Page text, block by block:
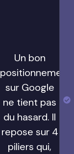
Un bon
positionnement
sur Google
ne tient pas
du hasard. Il
repose sur 4
piliers qui,